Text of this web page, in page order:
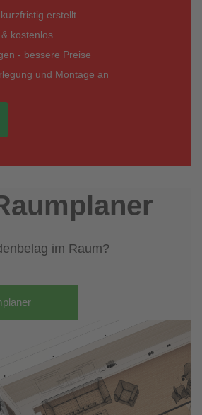
erstellt
kostenlos
- bessere Preise
und Montage an
im Raum?